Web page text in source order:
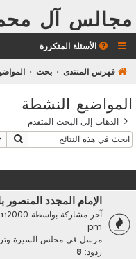
مجالس آل
الأسئلة المتكررة
فهرس المنتدى بحث
المواضيع النشطة
الذهاب إلى البحث المتقدم
الإمام المجدد
آخر مشاركة بواسطة
pm
مرسل في مجلس السيرة
ردود: 8